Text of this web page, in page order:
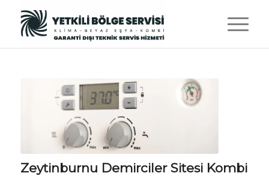
Zeytinburnu Demirciler Sitesi Kombi